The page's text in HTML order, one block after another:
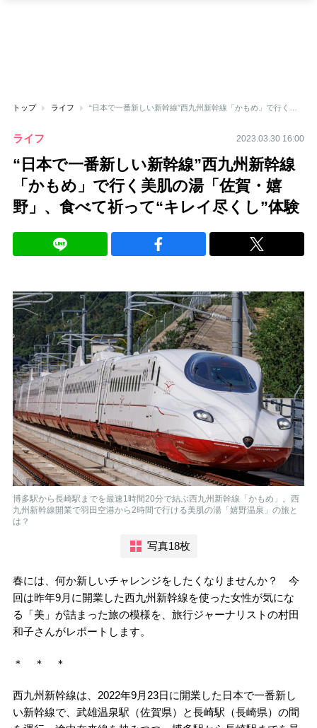
トップ ライフ
ライフ 2023.03.30 16:00
“日本で一番新しい新幹線”西九州新幹線
「かもめ」で行く美肌の湯「佐賀・嬉
野」、食べて祈って“キレイ尽くし”体験
博多駅から長崎駅までを最速1時間20分で結ぶ西九州新幹線「かもめ」。西
九州新幹線開業で羽田空港から2時間で行ける美肌の湯「嬉野温泉」の旅と
は？
写真18枚
春には、何か新しいチャレンジをしたくなりませんか？ 今
回は昨年9月に開業した西九州新幹線を使った女性が気にな
る「美」が詰まった旅の模様を、旅行ジャーナリストの村田
和子さんがレポートします。
＊ ＊ ＊
西九州新幹線は、2022年9月23日に開業した日本で一番新し
い新幹線で、武雄温泉駅（佐賀県）と長崎駅（長崎県）の間